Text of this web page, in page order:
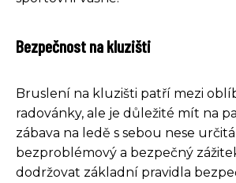
Bezpečnost na kluzišti
Bruslení na kluzišti patří mezi
radovánky, ale je důležité mít na
zábava na ledě s sebou nese
bezproblémový a bezpečný
dodržovat základní pravidla